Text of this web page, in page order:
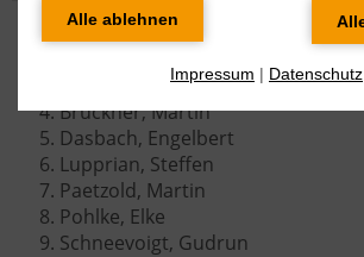
Vorsitzender: Burhenne, Alfons
Brückner, Martin
Dasbach, Engelbert
Lupprian, Steffen
Paetzold, Martin
Pohlke, Elke
Schneevoigt, Gudrun
Impressum | Datenschutz